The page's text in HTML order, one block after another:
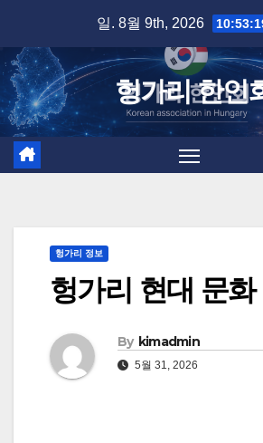
content
일. 8월 9th, 2026
헝가리 한인
헝가리 정보
헝가리 현대 문
By kimadmin
5월 31, 2026